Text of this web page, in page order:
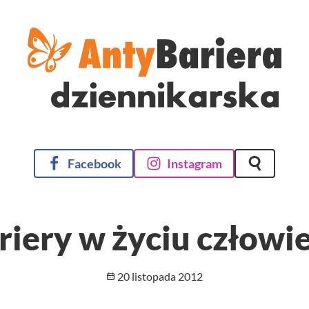
Facebook
Instagram Szukaj na
w życiu
Opublikowano
20 listopada 2012